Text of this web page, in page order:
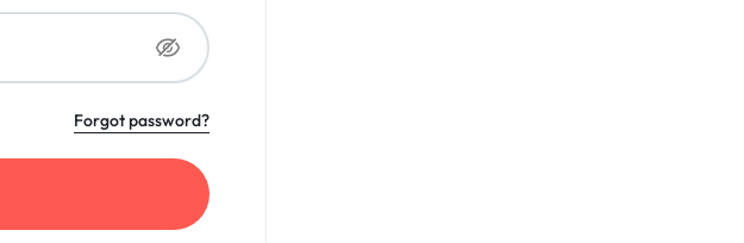
Forgot password?